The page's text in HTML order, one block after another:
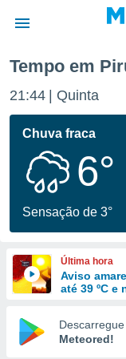
da
foi
fornecidas
a este
das
e
forma
digital
Tempo em
21:44 Quinta
Chuva fraca
6°
Sensação de 3°
Última hora
Aviso
até 39 ºC
Descarregue
Meteored!